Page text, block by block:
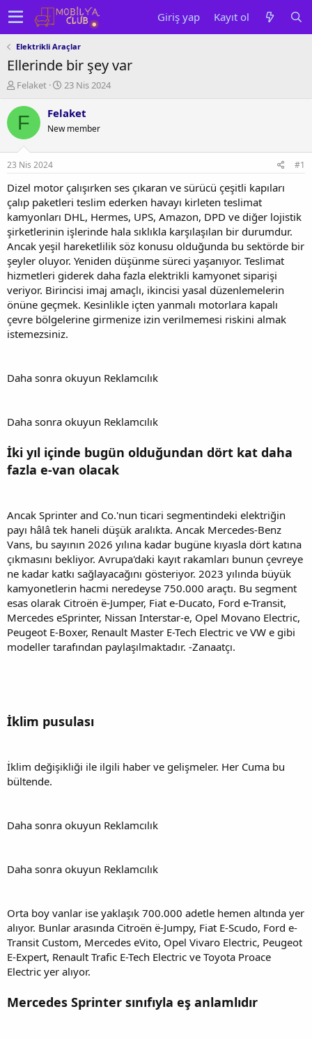
Giriş yap Kayıt ol
Elektrikli Araçlar
Ellerinde bir şey var
K
n
u
y
b
a
ş
a
t
a
n
Felaket
B
ş
a
ç
a
r
h
i
23 Nis 2024
F Felaket
New member
23 Nis 2024 #1
Dizel motor çalışırken ses çıkaran ve sürücü çeşitli kapıları
çalıp paketleri teslim ederken havayı kirleten teslimat
kamyonları DHL, Hermes, UPS, Amazon, DPD ve diğer lojistik
şirketlerinin işlerinde hala sıklıkla karşılaşılan bir durumdur.
Ancak yeşil hareketlilik söz konusu olduğunda bu sektörde bir
şeyler oluyor. Yeniden düşünme süreci yaşanıyor. Teslimat
hizmetleri giderek daha fazla elektrikli kamyonet siparişi
veriyor. Birincisi imaj amaçlı, ikincisi yasal düzenlemelerin
önüne geçmek. Kesinlikle içten yanmalı motorlara kapalı
çevre bölgelerine girmenize izin verilmemesi riskini almak
istemezsiniz.
Daha sonra okuyun Reklamcılık
Daha sonra okuyun Reklamcılık
İki yıl içinde bugün olduğundan dört kat daha
fazla e-van olacak
Ancak Sprinter and Co.'nun ticari segmentindeki elektriğin
payı hâlâ tek haneli düşük aralıkta. Ancak Mercedes-Benz
Vans, bu sayının 2026 yılına kadar bugüne kıyasla dört katına
çıkmasını bekliyor. Avrupa'daki kayıt rakamları bunun çevreye
ne kadar katkı sağlayacağını gösteriyor. 2023 yılında büyük
kamyonetlerin hacmi neredeyse 750.000 araçtı. Bu segment
esas olarak Citroën ë-Jumper, Fiat e-Ducato, Ford e-Transit,
Mercedes eSprinter, Nissan Interstar-e, Opel Movano Electric,
Peugeot E-Boxer, Renault Master E-Tech Electric ve VW e gibi
modeller tarafından paylaşılmaktadır. -Zanaatçı.
İklim pusulası
İklim değişikliği ile ilgili haber ve gelişmeler. Her Cuma bu
bültende.
Daha sonra okuyun Reklamcılık
Daha sonra okuyun Reklamcılık
Orta boy vanlar ise yaklaşık 700.000 adetle hemen altında yer
alıyor. Bunlar arasında Citroën ë-Jumpy, Fiat E-Scudo, Ford e-
Transit Custom, Mercedes eVito, Opel Vivaro Electric, Peugeot
E-Expert, Renault Trafic E-Tech Electric ve Toyota Proace
Electric yer alıyor.
Mercedes Sprinter sınıfıyla eş anlamlıdır